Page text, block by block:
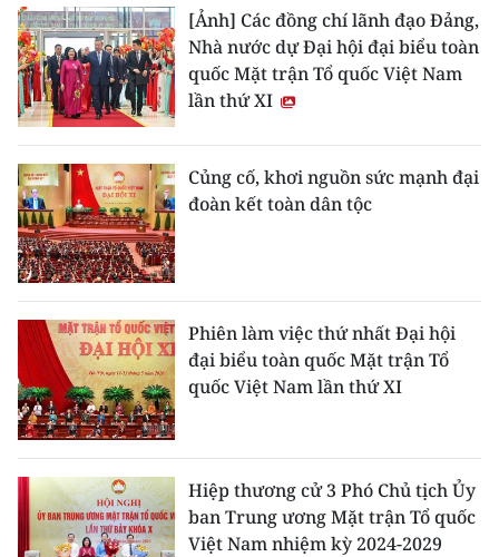
NHÂN DÂN CUỐI TUẦN
NHÂN DÂN HẰNG THÁNG
MUA BÁO
ĐỌC BÁO IN
ENGLISH
中文
FRANÇAIS
РУССКИЙ
ESPAÑOL
한국어
[Ảnh] Các đồng chí lãnh đạo Đảng,
Nhà nước dự Đại hội đại biểu toàn
quốc Mặt trận Tổ quốc Việt Nam
lần thứ XI
Củng cố, khơi nguồn sức mạnh đại
đoàn kết toàn dân tộc
Phiên làm việc thứ nhất Đại hội
đại biểu toàn quốc Mặt trận Tổ
quốc Việt Nam lần thứ XI
Hiệp thương cử 3 Phó Chủ tịch Ủy
ban Trung ương Mặt trận Tổ quốc
Việt Nam nhiệm kỳ 2024-2029